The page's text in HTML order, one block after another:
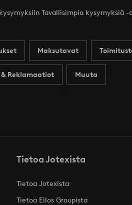
Tavallisimpia kysymyksiä -
Maksutavat
Reklamaatiot Muuta
Tietoa Jotexista
Tietoa Jotexista
Tietoa Ellos Groupista